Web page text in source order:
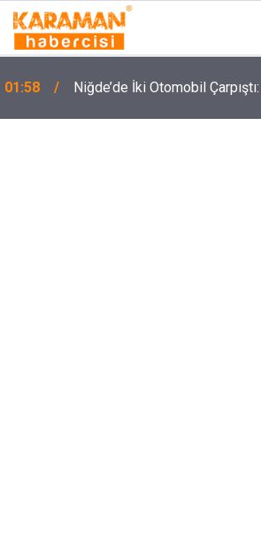
01:58 Niğde’de İki Otomobil Çarpıştı: